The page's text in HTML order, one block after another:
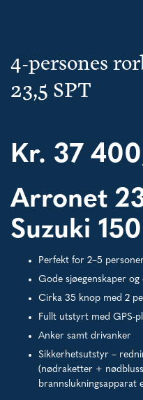
4-persones
23,5 SPT
Kr. 37
Arronet
Suzuki
Perfekt for 2–5
Gode sjøegenskaper
Cirka 35 knop med 2
Fullt utstyrt med GPS-
Anker samt drivanker
Sikkerhetsutstyr –
(nødraketter +
brannslukningsapparat